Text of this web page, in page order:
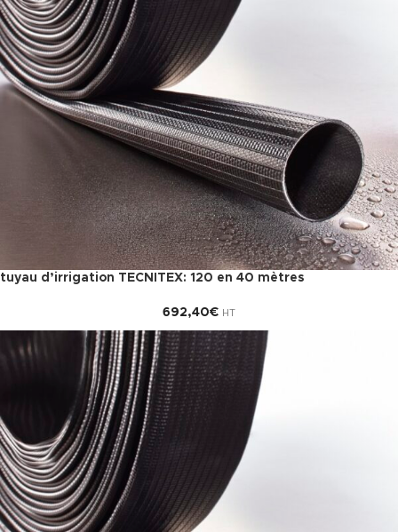
tuyau d’irrigation TECNITEX: 120 en 40 mètres
692,40€ HT